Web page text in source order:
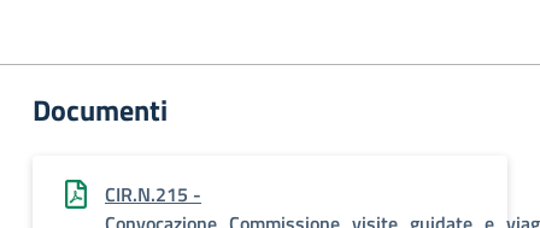
Documenti
CIR.N.215 -